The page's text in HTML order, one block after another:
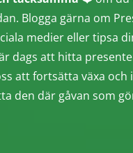
Blogga gärna om
medier eller tipsa
dags att hitta
att fortsätta växa
den där gåvan som